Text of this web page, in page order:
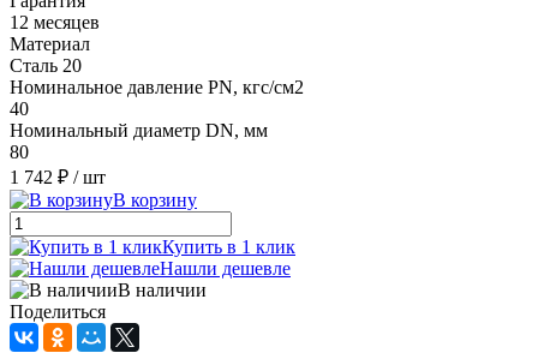
12 месяцев
Материал
Сталь 20
Номинальное давление PN, кгс/см2
40
Номинальный диаметр DN, мм
80
1 742 ₽ / шт
В корзину
Купить в 1 клик
Нашли дешевле
В наличии
Поделиться